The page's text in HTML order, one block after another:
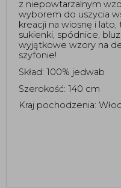
z niepowtarzalnym
wyborem do uszycia
kreacji na wiosnę i
sukienki, spódnice,
wyjątkowe wzory na
szyfonie!
Skład: 100% jedwab
Szerokość: 140 cm
Kraj pochodzenia: